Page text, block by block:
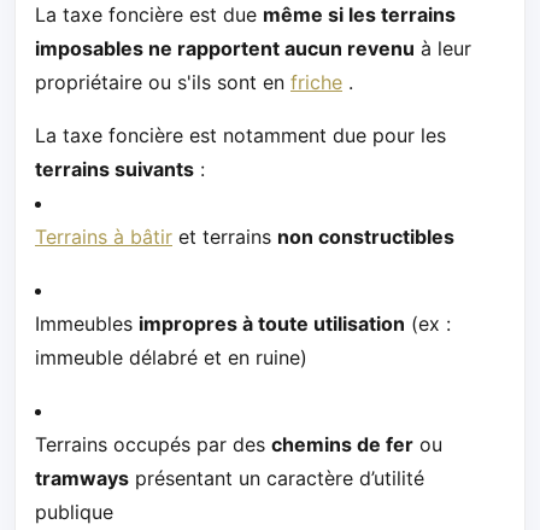
La taxe foncière est due même si les terrains
imposables ne rapportent aucun revenu à leur
propriétaire ou s'ils sont en friche .
La taxe foncière est notamment due pour les
terrains suivants :
Terrains à bâtir et terrains non constructibles
Immeubles impropres à toute utilisation (ex :
immeuble délabré et en ruine)
Terrains occupés par des chemins de fer ou
tramways présentant un caractère d’utilité
publique